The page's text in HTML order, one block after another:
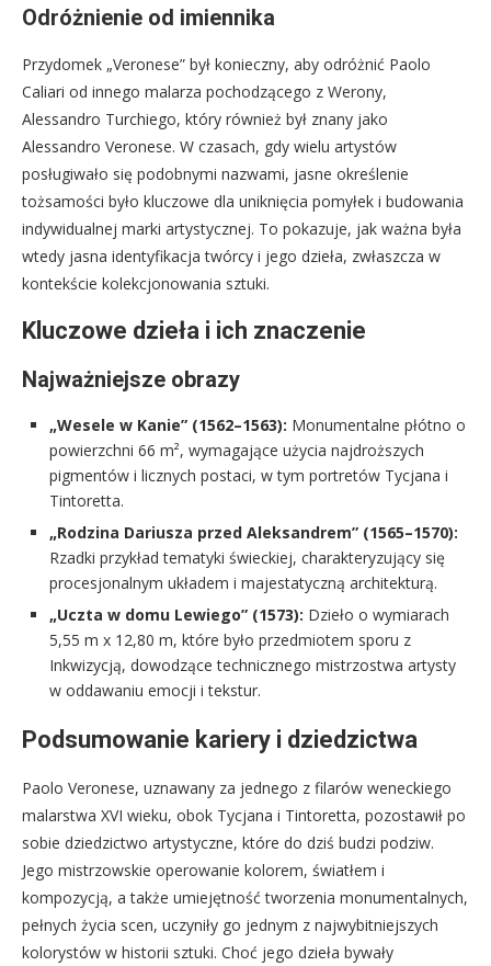
Odróżnienie od imiennika
Przydomek „Veronese” był konieczny, aby odróżnić Paolo
Caliari od innego malarza pochodzącego z Werony,
Alessandro Turchiego, który również był znany jako
Alessandro Veronese. W czasach, gdy wielu artystów
posługiwało się podobnymi nazwami, jasne określenie
tożsamości było kluczowe dla uniknięcia pomyłek i budowania
indywidualnej marki artystycznej. To pokazuje, jak ważna była
wtedy jasna identyfikacja twórcy i jego dzieła, zwłaszcza w
kontekście kolekcjonowania sztuki.
Kluczowe dzieła i ich znaczenie
Najważniejsze obrazy
„Wesele w Kanie” (1562–1563): Monumentalne płótno o
powierzchni 66 m², wymagające użycia najdroższych
pigmentów i licznych postaci, w tym portretów Tycjana i
Tintoretta.
„Rodzina Dariusza przed Aleksandrem” (1565–1570):
Rzadki przykład tematyki świeckiej, charakteryzujący się
procesjonalnym układem i majestatyczną architekturą.
„Uczta w domu Lewiego” (1573): Dzieło o wymiarach
5,55 m x 12,80 m, które było przedmiotem sporu z
Inkwizycją, dowodzące technicznego mistrzostwa artysty
w oddawaniu emocji i tekstur.
Podsumowanie kariery i dziedzictwa
Paolo Veronese, uznawany za jednego z filarów weneckiego
malarstwa XVI wieku, obok Tycjana i Tintoretta, pozostawił po
sobie dziedzictwo artystyczne, które do dziś budzi podziw.
Jego mistrzowskie operowanie kolorem, światłem i
kompozycją, a także umiejętność tworzenia monumentalnych,
pełnych życia scen, uczyniły go jednym z najwybitniejszych
kolorystów w historii sztuki. Choć jego dzieła bywały